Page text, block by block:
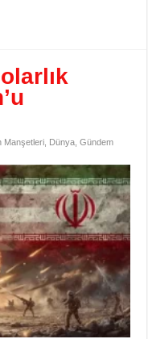
Manşetleri Dünya ,Gündem